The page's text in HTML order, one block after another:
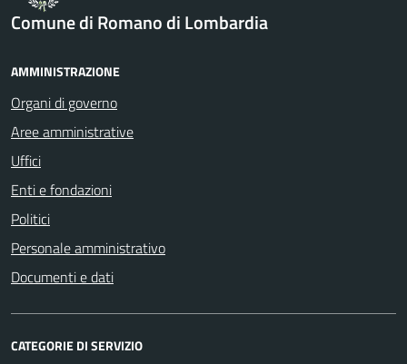
Comune di Romano di Lombardia
AMMINISTRAZIONE
Organi di governo
Aree amministrative
Uffici
Enti e fondazioni
Politici
Personale amministrativo
Documenti e dati
CATEGORIE DI SERVIZIO